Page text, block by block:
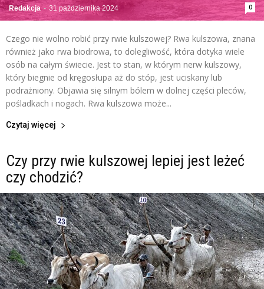
Redakcja - 31 października 2024 0
Czego nie wolno robić przy rwie kulszowej? Rwa kulszowa, znana
również jako rwa biodrowa, to dolegliwość, która dotyka wiele
osób na całym świecie. Jest to stan, w którym nerw kulszowy,
który biegnie od kręgosłupa aż do stóp, jest uciskany lub
podrażniony. Objawia się silnym bólem w dolnej części pleców,
pośladkach i nogach. Rwa kulszowa może...
Czytaj więcej
Czy przy rwie kulszowej lepiej jest leżeć
czy chodzić?